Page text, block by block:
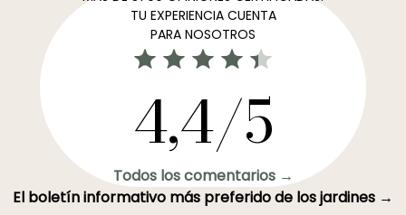
TU EXPERIENCIA CUENTA
PARA NOSOTROS
4,4/5
Todos los comentarios →
El boletín informativo más preferido de los jardines →